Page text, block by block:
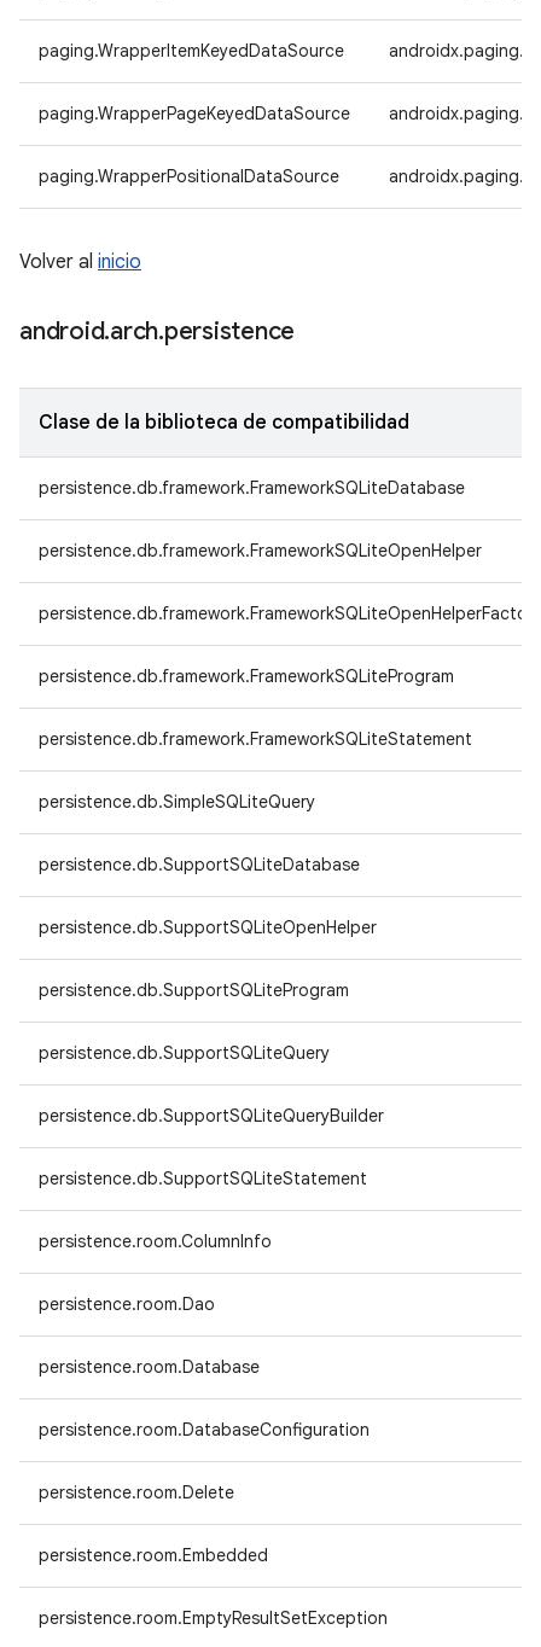
paging.WrapperItemKeyedDataSource
paging.WrapperPageKeyedDataSource
paging.WrapperPositionalDataSource
Volver al inicio
android.arch.persistence
Clase de la biblioteca de compatibilidad
persistence.db.framework.FrameworkSQLiteDatabase
persistence.db.framework.FrameworkSQLiteOpenHelper
persistence.db.framework.FrameworkSQLiteOpenHelperFactory
persistence.db.framework.FrameworkSQLiteProgram
persistence.db.framework.FrameworkSQLiteStatement
persistence.db.SimpleSQLiteQuery
persistence.db.SupportSQLiteDatabase
persistence.db.SupportSQLiteOpenHelper
persistence.db.SupportSQLiteProgram
persistence.db.SupportSQLiteQuery
persistence.db.SupportSQLiteQueryBuilder
persistence.db.SupportSQLiteStatement
persistence.room.ColumnInfo
persistence.room.Dao
persistence.room.Database
persistence.room.DatabaseConfiguration
persistence.room.Delete
persistence.room.Embedded
persistence.room.EmptyResultSetException